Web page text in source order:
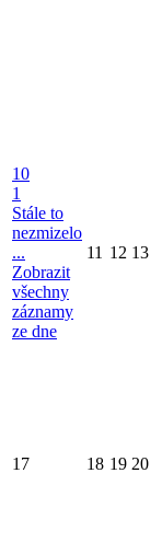
10
1
Stále to
nezmizelo
...
Zobrazit
všechny
záznamy
ze dne
11 12 13
17 18 19 20